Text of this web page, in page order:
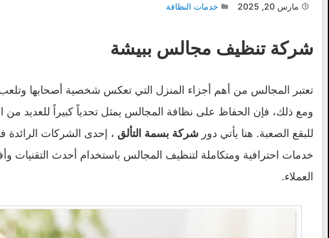
خدمات النقل
خدمات كشف التسربات
مارس 20, 2025 خدمات النظافة
شركة تنظيف مجالس ببيشة
تعتبر المجالس من أهم أجزاء المنزل التي تعكس شخصية أصحابها وتلعب
ومع ذلك، فإن الحفاظ على نظافة المجالس يمثل تحدياً كبيراً للعديد
للبقع الصعبة. هنا يأتي دور شركة بسمة التألق ، إحدى الشركات
خدمات احترافية ومتكاملة لتنظيف المجالس باستخدام أحدث التقنيات
العملاء.